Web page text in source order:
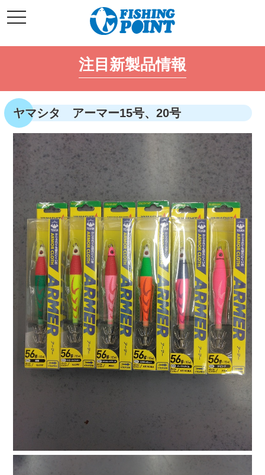
ン
ン
ス
キ
ッ
t
o
l
g
t
o
注目新製品情報
ヤマシタ アーマー15号、20号